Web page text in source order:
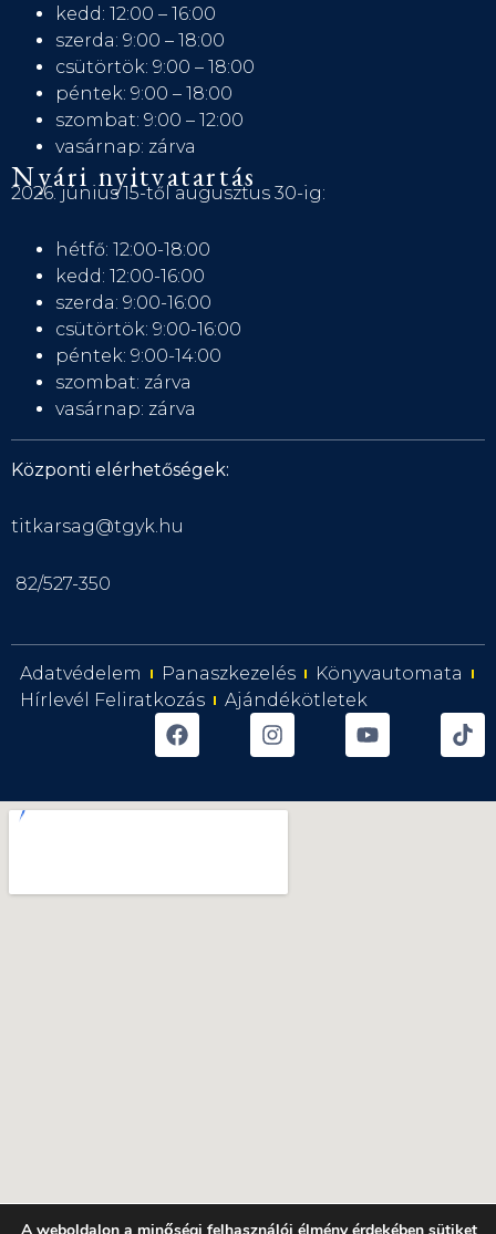
kedd: 12:00 – 16:00
szerda: 9:00 – 18:00
csütörtök: 9:00 – 18:00
péntek: 9:00 – 18:00
szombat: 9:00 – 12:00
vasárnap: zárva
Nyári nyitvatartás
2026. június 15-től augusztus 30-ig:
hétfő: 12:00-18:00
kedd: 12:00-16:00
szerda: 9:00-16:00
csütörtök: 9:00-16:00
péntek: 9:00-14:00
szombat: zárva
vasárnap: zárva
Központi elérhetőségek:
titkarsag@tgyk.hu
82/527-350
Adatvédelem Panaszkezelés
Könyvautomata
Hírlevél Feliratkozás
Ajándékötletek